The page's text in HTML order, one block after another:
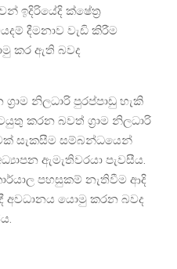
ඉදිරියේදි ක්ෂේත්‍ර
දීමනාව වැඩි කිරීම
කර ඇති බවද
නිලධාරි පුරප්පාඩු හැකි
කරන බවත් ග්‍රාම නිලධාරි
සැකසීම සම්බන්ධයෙන්
ඇමැතිවරයා පැවසීය.
පහසුකම් නැතිවීම ආදි
යොමු කරන බවද